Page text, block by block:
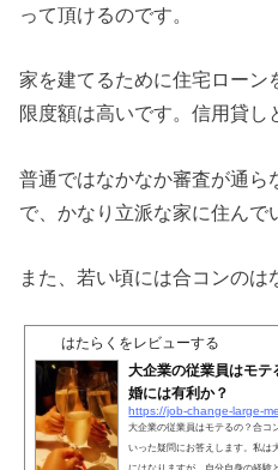
って頂けるのです。
家を建てるために住宅ローン
限度額は高いです。信用貸し
普通ではなかなか審査が通ら
で、かなり立派な家に住んで
また、若い頃には合コンのは
はたらくをレビューする
大企業の従業員はモテ
婚には有利か？
大企業の従業員はモテるの？合コ
いった疑問にお答えします。私は